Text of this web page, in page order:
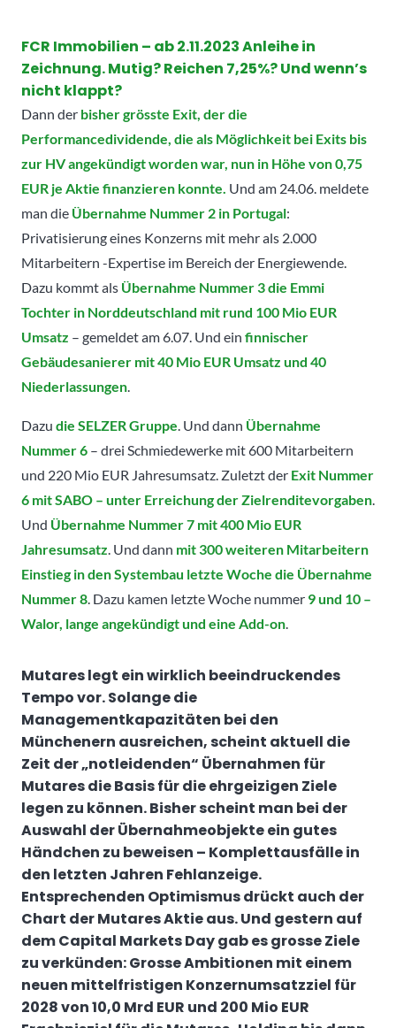
FCR Immobilien – ab 2.11.2023 Anleihe in
Zeichnung. Mutig? Reichen 7,25%? Und wenn’s
nicht klappt?
Dann der bisher grösste Exit, der die
Performancedividende, die als Möglichkeit bei Exits bis
zur HV angekündigt worden war, nun in Höhe von 0,75
EUR je Aktie finanzieren konnte. Und am 24.06. meldete
man die Übernahme Nummer 2 in Portugal:
Privatisierung eines Konzerns mit mehr als 2.000
Mitarbeitern -Expertise im Bereich der Energiewende.
Dazu kommt als Übernahme Nummer 3 die Emmi
Tochter in Norddeutschland mit rund 100 Mio EUR
Umsatz – gemeldet am 6.07. Und ein finnischer
Gebäudesanierer mit 40 Mio EUR Umsatz und 40
Niederlassungen.
Dazu die SELZER Gruppe. Und dann Übernahme
Nummer 6 – drei Schmiedewerke mit 600 Mitarbeitern
und 220 Mio EUR Jahresumsatz. Zuletzt der Exit Nummer
6 mit SABO – unter Erreichung der Zielrenditevorgaben.
Und Übernahme Nummer 7 mit 400 Mio EUR
Jahresumsatz. Und dann mit 300 weiteren Mitarbeitern
Einstieg in den Systembau letzte Woche die Übernahme
Nummer 8. Dazu kamen letzte Woche nummer 9 und 10 –
Walor, lange angekündigt und eine Add-on.
Mutares legt ein wirklich beeindruckendes
Tempo vor. Solange die
Managementkapazitäten bei den
Münchenern ausreichen, scheint aktuell die
Zeit der „notleidenden“ Übernahmen für
Mutares die Basis für die ehrgeizigen Ziele
legen zu können. Bisher scheint man bei der
Auswahl der Übernahmeobjekte ein gutes
Händchen zu beweisen – Komplettausfälle in
den letzten Jahren Fehlanzeige.
Entsprechenden Optimismus drückt auch der
Chart der Mutares Aktie aus. Und gestern auf
dem Capital Markets Day gab es grosse Ziele
zu verkünden: Grosse Ambitionen mit einem
neuen mittelfristigen Konzernumsatzziel für
2028 von 10,0 Mrd EUR und 200 Mio EUR